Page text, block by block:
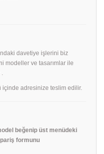
davetiye işlerini biz
modeller ve tasarımlar ile
içinde adresinize teslim edilir.
beğenip üst menüdeki
formunu